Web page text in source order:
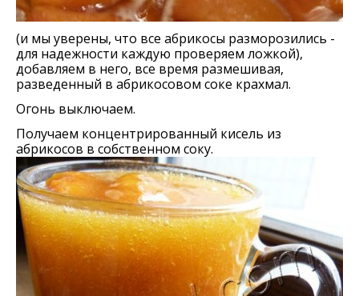
(и мы уверены, что все абрикосы разморозились -
для надежности каждую проверяем ложкой),
добавляем в него, все время размешивая,
разведенный в абрикосовом соке крахмал.
Огонь выключаем.
Получаем концентрированный кисель из
абрикосов в собственном соку.